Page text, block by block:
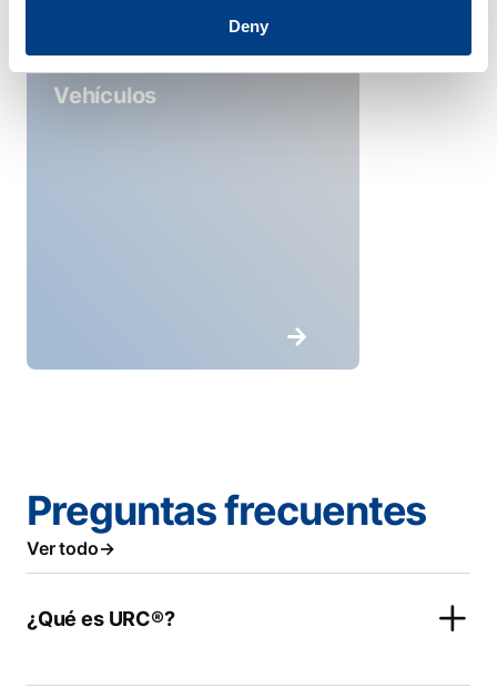
Deny
Vehículos
Preguntas frecuentes
Ver todo
¿Qué es URC®?